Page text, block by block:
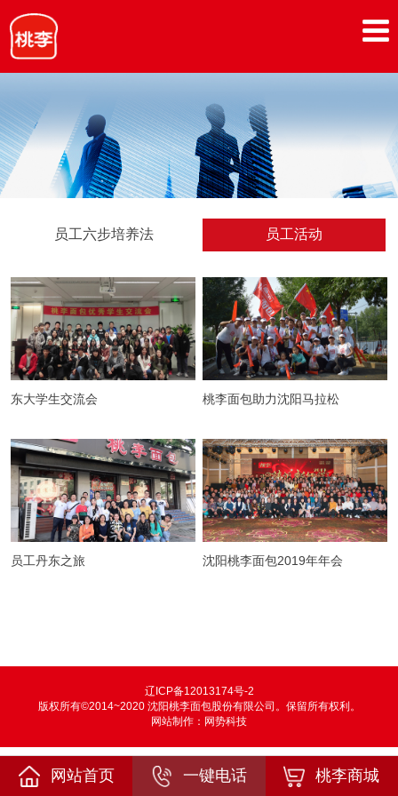
员工六步培养法 员工活动
东大学生交流会 桃李面包助力沈阳马拉松
员工丹东之旅 沈阳桃李面包2019年年会
辽ICP备12013174号-2
版权所有©2014~2020 沈阳桃李面包股份有限公司。保留所有权利。
网站制作： 网势科技
网站首页 一键电话 桃李商城